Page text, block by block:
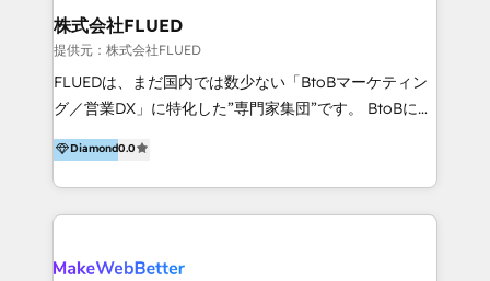
today (https://www.trooinbound.com/contact-us)
と。それが、ハブワンのスタンスです。 また、
HubSpotはもちろん、ferret One、WordPress、
Movable Type（Power CMS）などの各種CMSを活用
し、延べ100社以上のBtoB企業のサイト制作経験をもと
ーコードテーマテンプレートを独自開発。 企業のさま
ざまな課題やニーズに対して「戦略、設計・デザイン、
『最適なハブ』になります。 ーーーーーーーーーーー
株式会社FLUED
提供元：株式会社FLUED
FLUEDは、まだ国内では数少ない「BtoBマーケティン
グ／営業DX」に特化した”専門家集団”です。 BtoBに特
化し、WEB制作や広告運用などのオンライン施策か
ら、インサイドセールスや展示会などのオフライン施策
まで支援しています。 「経験豊富な”専門家集団”によ
るプロジェクト参加型の支援」で、戦略・企画などのコ
BPO・実務まで幅広いご支援が可能です。 また、2022
Diamond0.0